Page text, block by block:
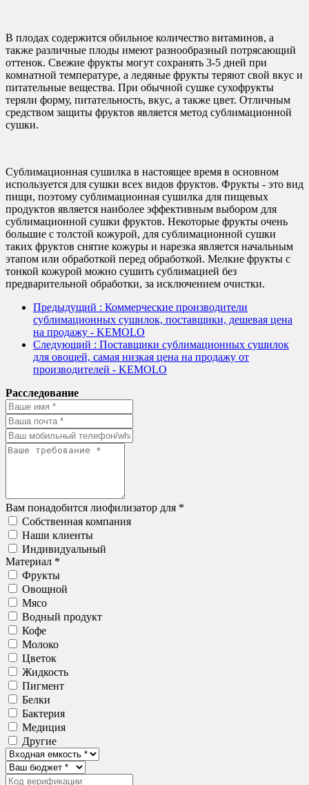
В плодах содержится обильное количество витаминов, а
также различные плоды имеют разнообразный потрясающий
оттенок. Свежие фрукты могут сохранять 3-5 дней при
комнатной температуре, а ледяные фрукты теряют свой вкус и
питательные вещества. При обычной сушке сухофрукты
теряли форму, питательность, вкус, а также цвет. Отличным
средством защиты фруктов является метод сублимационной
сушки.
Сублимационная сушилка в настоящее время в основном
используется для сушки всех видов фруктов. Фрукты - это вид
пищи, поэтому сублимационная сушилка для пищевых
продуктов является наиболее эффективным выбором для
сублимационной сушки фруктов. Некоторые фрукты очень
большие с толстой кожурой, для сублимационной сушки
таких фруктов снятие кожуры и нарезка является начальным
этапом или обработкой перед обработкой. Мелкие фрукты с
тонкой кожурой можно сушить сублимацией без
предварительной обработки, за исключением очистки.
Предыдущий : Коммерческие производители
сублимационных сушилок, поставщики, дешевая цена
на продажу - KEMOLO
Следующий : Поставщики сублимационных сушилок
для овощей, самая низкая цена на продажу от
производителей - KEMOLO
Расследование
Вам понадобится лиофилизатор для *
Собственная компания
Наши клиенты
Индивидуальный
Материал *
Фрукты
Овощной
Мясо
Водный продукт
Кофе
Молоко
Цветок
Жидкость
Пигмент
Белки
Бактерия
Медиция
Другие